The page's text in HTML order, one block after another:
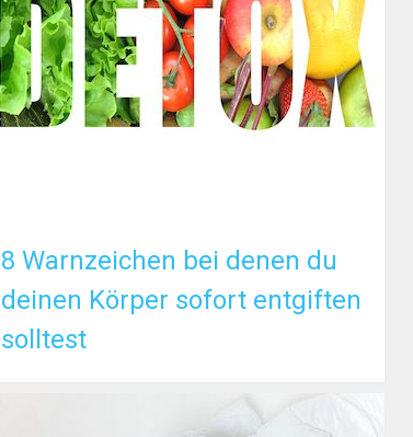
8 Warnzeichen bei denen du
deinen Körper sofort entgiften
solltest